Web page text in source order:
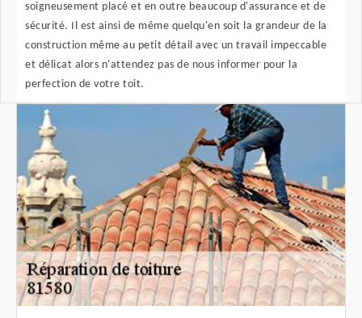
soigneusement placé et en outre beaucoup d'assurance et de
sécurité. Il est ainsi de même quelqu'en soit la grandeur de la
construction même au petit détail avec un travail impeccable
et délicat alors n'attendez pas de nous informer pour la
perfection de votre toit.